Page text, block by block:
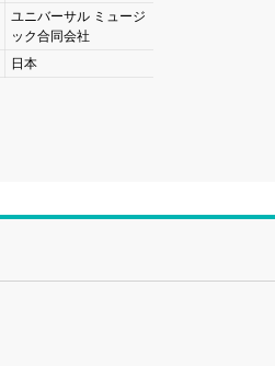
ユニバーサル ミュージ
ック合同会社
日本